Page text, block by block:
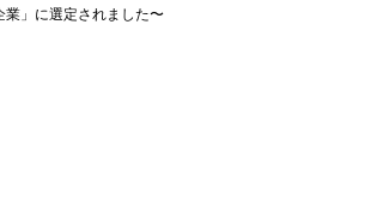
」に選定されました〜